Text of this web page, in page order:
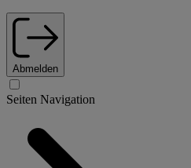
Abmelden
Seiten Navigation